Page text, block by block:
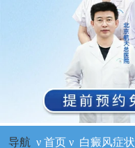
导航 ν 首页ν 白癜风症状